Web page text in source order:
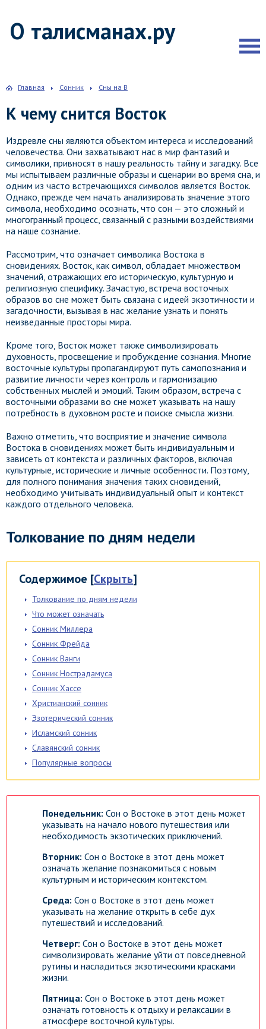
О талисманах.ру
Главная Сонник Сны на В
К чему снится Восток
Издревле сны являются объектом интереса и исследований
человечества. Они захватывают нас в мир фантазий и
символики, привносят в нашу реальность тайну и загадку. Все
мы испытываем различные образы и сценарии во время сна, и
одним из часто встречающихся символов является Восток.
Однако, прежде чем начать анализировать значение этого
символа, необходимо осознать, что сон — это сложный и
многогранный процесс, связанный с разными воздействиями
на наше сознание.
Рассмотрим, что означает символика Востока в
сновидениях. Восток, как символ, обладает множеством
значений, отражающих его историческую, культурную и
религиозную специфику. Зачастую, встреча восточных
образов во сне может быть связана с идеей экзотичности и
загадочности, вызывая в нас желание узнать и понять
неизведанные просторы мира.
Кроме того, Восток может также символизировать
духовность, просвещение и пробуждение сознания. Многие
восточные культуры пропагандируют путь самопознания и
развитие личности через контроль и гармонизацию
собственных мыслей и эмоций. Таким образом, встреча с
восточными образами во сне может указывать на нашу
потребность в духовном росте и поиске смысла жизни.
Важно отметить, что восприятие и значение символа
Востока в сновидениях может быть индивидуальным и
зависеть от контекста и различных факторов, включая
культурные, исторические и личные особенности. Поэтому,
для полного понимания значения таких сновидений,
необходимо учитывать индивидуальный опыт и контекст
каждого отдельного человека.
Толкование по дням недели
Содержимое [Скрыть]
Толкование по дням недели
Что может означать
Сонник Миллера
Сонник Фрейда
Сонник Ванги
Сонник Нострадамуса
Сонник Хассе
Христианский сонник
Эзотерический сонник
Исламский сонник
Славянский сонник
Популярные вопросы
Понедельник: Сон о Востоке в этот день может
указывать на начало нового путешествия или
необходимость экзотических приключений.
Вторник: Сон о Востоке в этот день может
означать желание познакомиться с новым
культурным и историческим контекстом.
Среда: Сон о Востоке в этот день может
указывать на желание открыть в себе дух
путешествий и исследований.
Четверг: Сон о Востоке в этот день может
символизировать желание уйти от повседневной
рутины и насладиться экзотическими красками
жизни.
Пятница: Сон о Востоке в этот день может
означать готовность к отдыху и релаксации в
атмосфере восточной культуры.